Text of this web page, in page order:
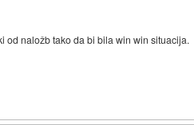
od naložb tako da bi bila win win situacija.